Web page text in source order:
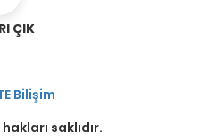
ÇIK
Bilişim
saklıdır.